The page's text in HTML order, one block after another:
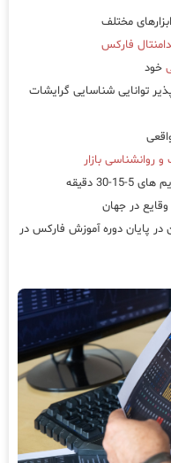
ابزارهای مختلف
فارکس
خود
توانایی شناسایی گرایشات
بازار
وقایع در جهان
در پایان دوره آموزش فارکس در